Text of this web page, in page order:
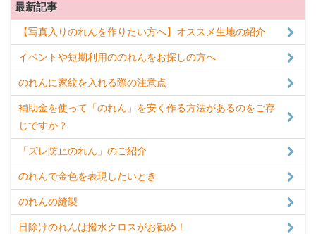
最新記事
【写真入りのれんを作りたい方へ】オススメ生地の紹介
イベントや短期利用ののれんをお探しの方へ
のれんに家紋を入れる際の注意点
補助金を使って「のれん」を安く作る方法があるのをご存
じですか？
「ズレ防止のれん」のご紹介
のれんで金色を表現したいとき
のれんの縫製
日除けのれんは撥水クロスがお勧め！